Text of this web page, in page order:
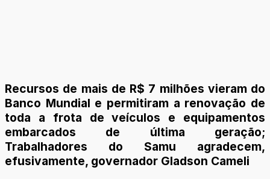
Recursos de mais de R$ 7 milhões vieram do
Banco Mundial e permitiram a renovação de
toda a frota de veículos e equipamentos
embarcados de última geração;
Trabalhadores do Samu agradecem,
efusivamente, governador Gladson Cameli